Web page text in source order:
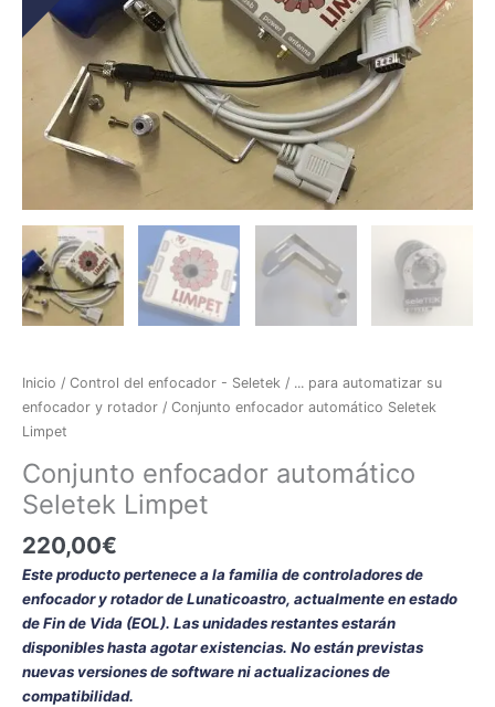
Inicio / Control del enfocador - Seletek / ... para automatizar su
enfocador y rotador / Conjunto enfocador automático Seletek
Limpet
Conjunto enfocador automático
Seletek Limpet
220,00€
Este producto pertenece a la familia de controladores de
enfocador y rotador de Lunaticoastro, actualmente en estado
de Fin de Vida (EOL). Las unidades restantes estarán
disponibles hasta agotar existencias. No están previstas
nuevas versiones de software ni actualizaciones de
compatibilidad.